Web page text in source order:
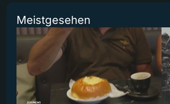
Meistgesehen